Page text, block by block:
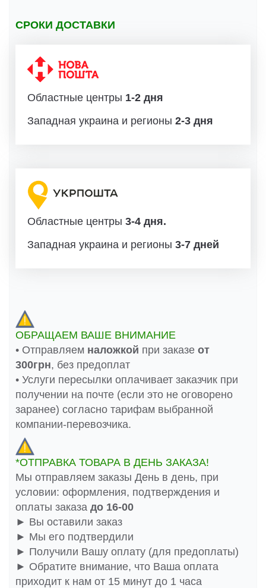
СРОКИ ДОСТАВКИ
Областные центры 1-2 дня
Западная украина и регионы 2-3 дня
Областные центры 3-4 дня.
Западная украина и регионы 3-7 дней
ОБРАЩАЕМ ВАШЕ ВНИМАНИЕ
• Отправляем наложкой при заказе от
300грн, без предоплат
• Услуги пересылки оплачивает заказчик при
получении на почте (если это не оговорено
заранее) согласно тарифам выбранной
компании-перевозчика.
*ОТПРАВКА ТОВАРА В ДЕНЬ ЗАКАЗА!
Мы отправляем заказы День в день, при
условии: оформления, подтверждения и
оплаты заказа до 16-00
► Вы оставили заказ
► Мы его подтвердили
► Получили Вашу оплату (для предоплаты)
► Обратите внимание, что Ваша оплата
приходит к нам от 15 минут до 1 часа